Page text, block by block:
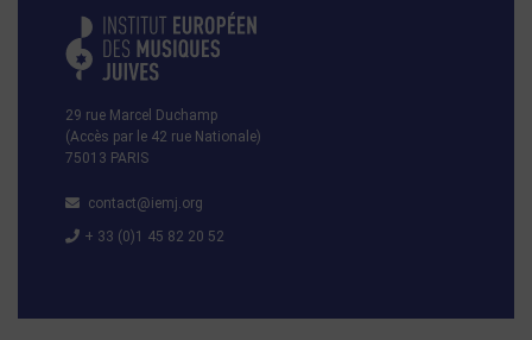
29 rue Marcel Duchamp
(Accès par le 42 rue Nationale)
75013 PARIS
contact@iemj.org
+ 33 (0)1 45 82 20 52